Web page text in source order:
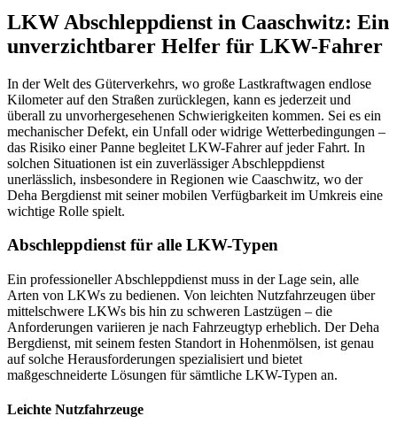
LKW Abschleppdienst in Caaschwitz: Ein
unverzichtbarer Helfer für LKW-Fahrer
In der Welt des Güterverkehrs, wo große Lastkraftwagen endlose
Kilometer auf den Straßen zurücklegen, kann es jederzeit und
überall zu unvorhergesehenen Schwierigkeiten kommen. Sei es ein
mechanischer Defekt, ein Unfall oder widrige Wetterbedingungen –
das Risiko einer Panne begleitet LKW-Fahrer auf jeder Fahrt. In
solchen Situationen ist ein zuverlässiger Abschleppdienst
unerlässlich, insbesondere in Regionen wie Caaschwitz, wo der
Deha Bergdienst mit seiner mobilen Verfügbarkeit im Umkreis eine
wichtige Rolle spielt.
Abschleppdienst für alle LKW-Typen
Ein professioneller Abschleppdienst muss in der Lage sein, alle
Arten von LKWs zu bedienen. Von leichten Nutzfahrzeugen über
mittelschwere LKWs bis hin zu schweren Lastzügen – die
Anforderungen variieren je nach Fahrzeugtyp erheblich. Der Deha
Bergdienst, mit seinem festen Standort in Hohenmölsen, ist genau
auf solche Herausforderungen spezialisiert und bietet
maßgeschneiderte Lösungen für sämtliche LKW-Typen an.
Leichte Nutzfahrzeuge